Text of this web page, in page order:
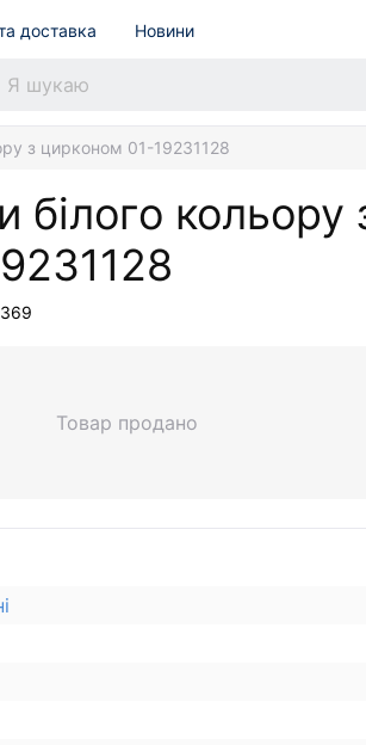
доставка Новини
з цирконом 01-19231128
білого кольору
369
Товар продано